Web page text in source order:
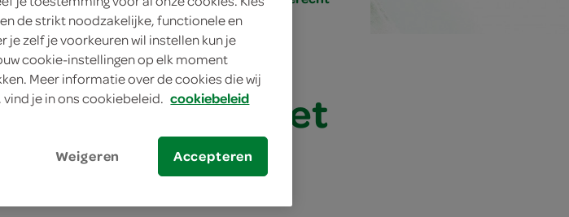
en gehakt
met
de strikt noodzakelijke, functionele en
zelf je voorkeuren wil instellen kun je
cookie-instellingen op elk moment
Meer informatie over de cookies die wij
vind je in ons cookiebeleid. cookiebeleid
Weigeren Accepteren